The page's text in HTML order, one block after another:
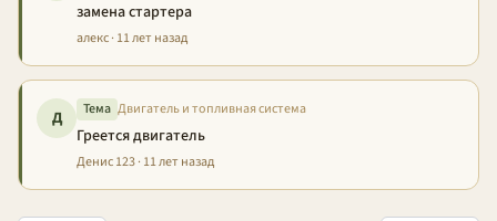
замена стартера
алекс · 11 лет назад
Д Тема Двигатель и топливная система
Греется двигатель
Денис 123 · 11 лет назад